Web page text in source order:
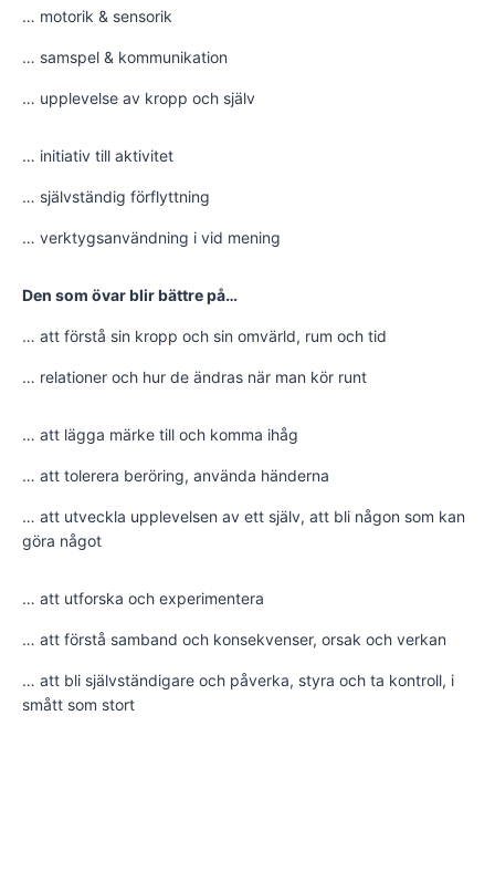
… motorik & sensorik
… samspel & kommunikation
… upplevelse av kropp och själv
… initiativ till aktivitet
… självständig förflyttning
… verktygsanvändning i vid mening
Den som övar blir bättre på…
… att förstå sin kropp och sin omvärld, rum och tid
… relationer och hur de ändras när man kör runt
… att lägga märke till och komma ihåg
… att tolerera beröring, använda händerna
… att utveckla upplevelsen av ett själv, att bli någon som kan
göra något
… att utforska och experimentera
… att förstå samband och konsekvenser, orsak och verkan
… att bli självständigare och påverka, styra och ta kontroll, i
smått som stort